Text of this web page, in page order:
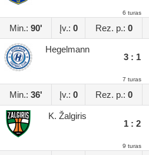
6 turas
Min.: 90' Įv.: 0 Rez. p.: 0
Hegelmann
3 : 1
7 turas
Min.: 36' Įv.: 0 Rez. p.: 0
K. Žalgiris
1 : 2
9 turas